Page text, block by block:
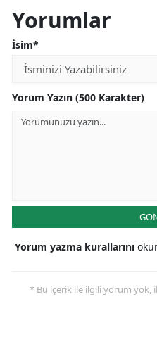
Yorumlar
İsim*
Yorum Yazın (500 Karakter)
Yorum yazma kurallarını
* Bu içerik ile ilgili yorum yok,